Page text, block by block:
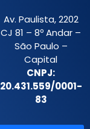
Av. Paulista, 2202
CJ 81 – 8º Andar –
São Paulo –
Capital
CNPJ:
20.431.559/0001-
83